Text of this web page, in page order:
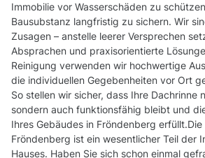
Immobilie vor Wasserschäden zu
Bausubstanz langfristig zu sichern. Wir
Zusagen – anstelle leerer Versprechen
Absprachen und praxisorientierte
Reinigung verwenden wir hochwertige
die individuellen Gegebenheiten vor Ort
So stellen wir sicher, dass Ihre Dachrinne
sondern auch funktionsfähig bleibt und
Ihres Gebäudes in Fröndenberg
Fröndenberg ist ein wesentlicher Teil der
Hauses. Haben Sie sich schon einmal